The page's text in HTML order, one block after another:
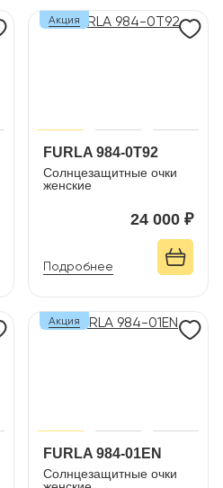
FURLA 984-0T92
Солнцезащитные очки
женские
24 000 ₽
Подробнее
Акция
FURLA 984-01EN
Солнцезащитные очки
Акция